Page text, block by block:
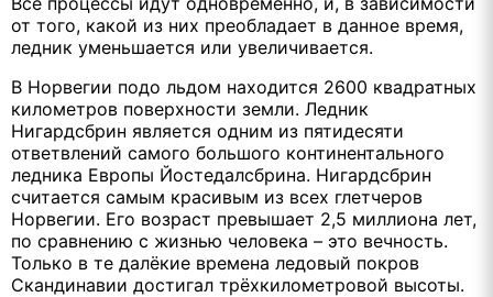
от того, какой из них преобладает в данное время,
ледник уменьшается или увеличивается.
В Норвегии подо льдом находится 2600 квадратных
километров поверхности земли. Ледник
Нигардсбрин является одним из пятидесяти
ответвлений самого большого континентального
ледника Европы Йостедалсбрина. Нигардсбрин
считается самым красивым из всех глетчеров
Норвегии. Его возраст превышает 2,5 миллиона лет,
по сравнению с жизнью человека – это вечность.
Только в те далёкие времена ледовый покров
Скандинавии достигал трёхкилометровой высоты.